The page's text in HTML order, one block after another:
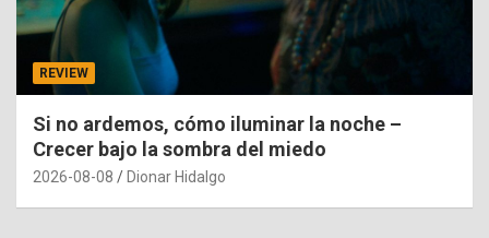
REVIEW
Si no ardemos, cómo iluminar la noche –
Crecer bajo la sombra del miedo
2026-08-08 Dionar Hidalgo